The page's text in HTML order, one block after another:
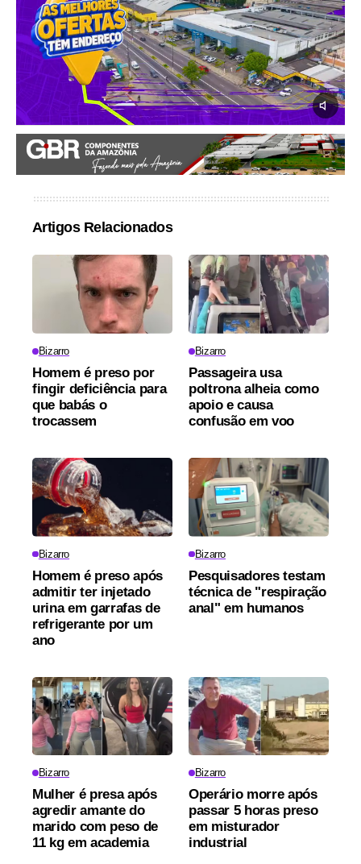
Artigos Relacionados
Bizarro
Homem é preso por
fingir deficiência para
que babás o
trocassem
Bizarro
Passageira usa
poltrona alheia como
apoio e causa
confusão em voo
Bizarro
Homem é preso após
admitir ter injetado
urina em garrafas de
refrigerante por um
ano
Bizarro
Pesquisadores testam
técnica de "respiração
anal" em humanos
Bizarro
Mulher é presa após
agredir amante do
marido com peso de
11 kg em academia
Bizarro
Operário morre após
passar 5 horas preso
em misturador
industrial